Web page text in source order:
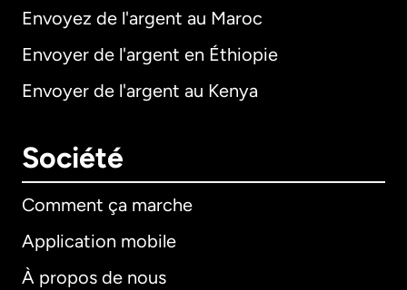
Envoyez de l'argent au Maroc
Envoyer de l'argent en Éthiopie
Envoyer de l'argent au Kenya
Société
Comment ça marche
Application mobile
À propos de nous